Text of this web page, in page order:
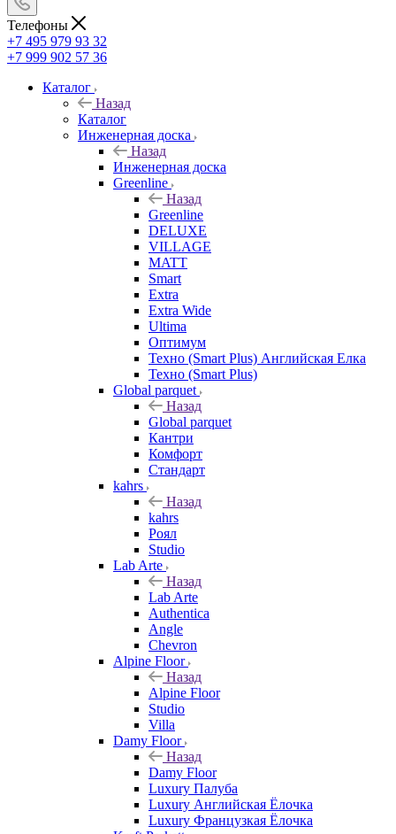
Телефоны
+7 495 979 93 32
+7 999 902 57 36
Каталог
Назад
Каталог
Инженерная доска
Назад
Инженерная доска
Greenline
Назад
Greenline
DELUXE
VILLAGE
MATT
Smart
Extra
Extra Wide
Ultima
Оптимум
Техно (Smart Plus) Английская Елка
Техно (Smart Plus)
Global parquet
Назад
Global parquet
Кантри
Комфорт
Стандарт
kahrs
Назад
kahrs
Роял
Studio
Lab Arte
Назад
Lab Arte
Authentica
Angle
Chevron
Alpine Floor
Назад
Alpine Floor
Studio
Villa
Damy Floor
Назад
Damy Floor
Luxury Палуба
Luxury Английская Ёлочка
Luxury Французкая Ёлочка